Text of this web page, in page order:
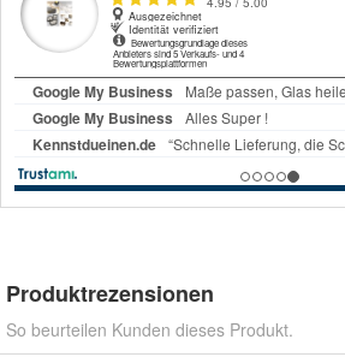
Produktrezensionen
So beurteilen Kunden dieses Produkt.